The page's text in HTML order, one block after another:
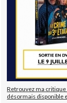
Retrouvez ma critique
désormais disponible